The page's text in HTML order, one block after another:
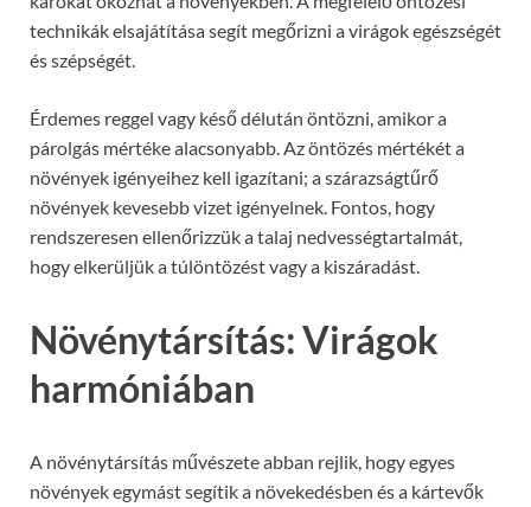
technikák elsajátítása segít megőrizni a virágok egészségét
és szépségét.
Érdemes reggel vagy késő délután öntözni, amikor a
párolgás mértéke alacsonyabb. Az öntözés mértékét a
növények igényeihez kell igazítani; a szárazságtűrő
növények kevesebb vizet igényelnek. Fontos, hogy
rendszeresen ellenőrizzük a talaj nedvességtartalmát,
hogy elkerüljük a túlöntözést vagy a kiszáradást.
Növénytársítás: Virágok
harmóniában
A növénytársítás művészete abban rejlik, hogy egyes
növények egymást segítik a növekedésben és a kártevők